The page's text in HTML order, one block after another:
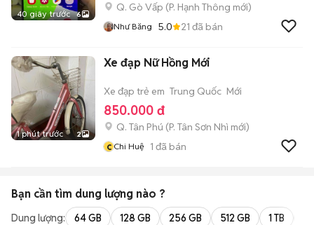
40 giây trước 6
Q. Gò Vấp (P. Hạnh Thông mới)
Như Băng 5.0 21 đã bán
1 phút trước 2
Xe đạp Nữ Hồng Mới
Xe đạp trẻ em Trung Quốc Mới
850.000 đ
Q. Tân Phú (P. Tân Sơn Nhì mới)
c Chi Huệ 1 đã bán
Bạn cần tìm dung lượng nào ?
Dung lượng: 64 GB 128 GB 256 GB 512 GB 1 TB